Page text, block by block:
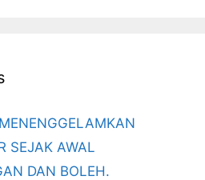
SEJAK AWAL
DAN BOLEH.